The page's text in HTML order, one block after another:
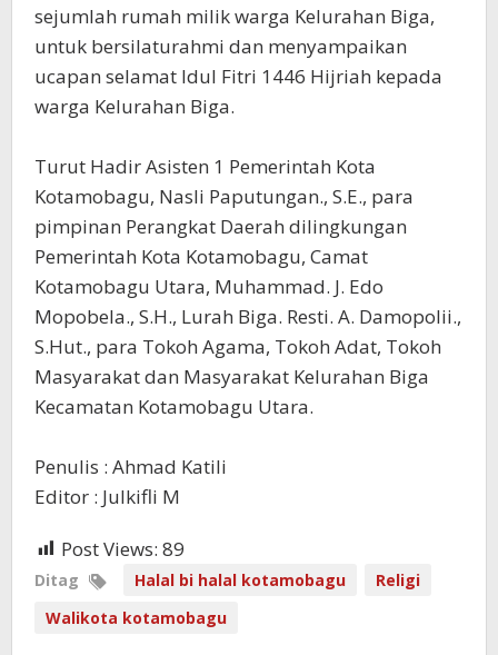
sejumlah rumah milik warga Kelurahan Biga,
untuk bersilaturahmi dan menyampaikan
ucapan selamat Idul Fitri 1446 Hijriah kepada
warga Kelurahan Biga.
Turut Hadir Asisten 1 Pemerintah Kota
Kotamobagu, Nasli Paputungan., S.E., para
pimpinan Perangkat Daerah dilingkungan
Pemerintah Kota Kotamobagu, Camat
Kotamobagu Utara, Muhammad. J. Edo
Mopobela., S.H., Lurah Biga. Resti. A. Damopolii.,
S.Hut., para Tokoh Agama, Tokoh Adat, Tokoh
Masyarakat dan Masyarakat Kelurahan Biga
Kecamatan Kotamobagu Utara.
Penulis : Ahmad Katili
Editor : Julkifli M
Post Views: 89
Ditag Halal bi halal kotamobagu
Religi
Walikota kotamobagu